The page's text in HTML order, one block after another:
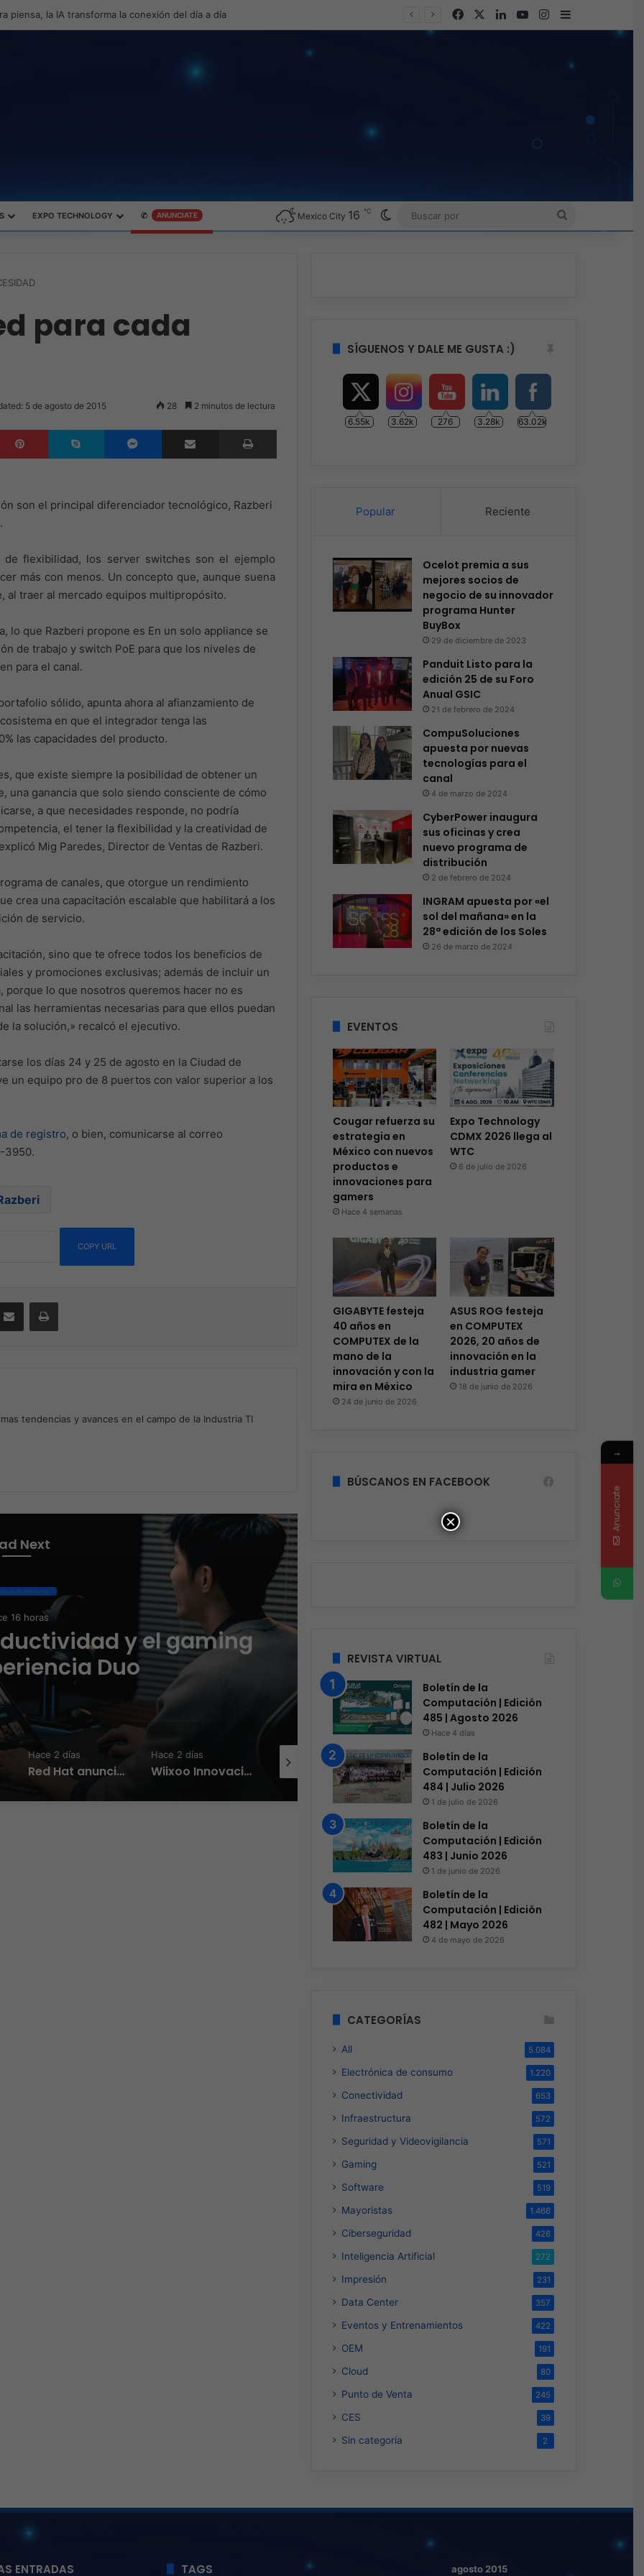
y el gaming con la experiencia Duo FacebookLinkedInYouTubeInstagram
Barra lateral
EXPO TECHNOLOGY ✆ ANUNCIATE Mexico City 16 ℃ Switch skin
BUSCAR
para cada
5 de agosto de 2015 28 2 minutos de lectura
Pinterest Skype Messenger Compartir por correo electrónico Imprimir
son el principal diferenciador tecnológico, Razberi
de flexibilidad, los server switches son el ejemplo
más con menos. Un concepto que, aunque suena
al traer al mercado equipos multipropósito.
lo que Razberi propone es En un solo appliance se
de trabajo y switch PoE para que los niveles de
para el canal.
sólido, apunta ahora al afianzamiento de
en que el integrador tenga las
las capacidades del producto.
que existe siempre la posibilidad de obtener un
una ganancia que solo siendo consciente de cómo
a que necesidades responde, no podría
el tener la flexibilidad y la creatividad de
Mig Paredes, Director de Ventas de Razberi.
de canales, que otorgue un rendimiento
crea una capacitación escalable que habilitará a los
de servicio.
sino que te ofrece todos los beneficios de
y promociones exclusivas; además de incluir un
lo que nosotros queremos hacer no es
las herramientas necesarias para que ellos puedan
la solución,» recalcó el ejecutivo.
los días 24 y 25 de agosto en la Ciudad de
un equipo pro de 8 puertos con valor superior a los
de registro, o bien, comunicarse al correo
3950.
COPY URL
Compartir por correo electrónicoImprimir
tendencias y avances en el campo de la Industria TI
Next
de consumo
16 horas
y el gaming
Duo
que el phishing sigue
Hace 2 días
Red Hat anuncia a Sinuhé Sánchez como nuevo Chief Architect para el norte de LATAM
Hace 2 días
Wiixoo Innovación, escalabilidad y democratización de la tecnología en México
Hace 2 días
Licencias OnLine y Radware la IA que redefine la estrategia de ciberseguridad
Hace 2 días
Genesys Xperience 2026: Ganar en la Era Agéntica Comienza Aquí
SÍGUENOS Y DALE ME GUSTA :)
6.55k 3.62k 276 3.28k 63.02k
Popular Reciente
Ocelot premia a sus
mejores socios de
negocio de su innovador
programa Hunter
BuyBox
29 de diciembre de 2023
Panduit Listo para la
edición 25 de su Foro
Anual GSIC
21 de febrero de 2024
CompuSoluciones
apuesta por nuevas
tecnologías para el
canal
4 de marzo de 2024
CyberPower inaugura
sus oficinas y crea
nuevo programa de
distribución
2 de febrero de 2024
INGRAM apuesta por «el
sol del mañana» en la
28ª edición de los Soles
26 de marzo de 2024
EVENTOS
Cougar refuerza su
estrategia en
México con nuevos
productos e
innovaciones para
gamers
Hace 4 semanas
Expo Technology
CDMX 2026 llega al
WTC
6 de julio de 2026
GIGABYTE festeja
40 años en
COMPUTEX de la
mano de la
innovación y con la
mira en México
24 de junio de 2026
ASUS ROG festeja
en COMPUTEX
2026, 20 años de
innovación en la
industria gamer
18 de junio de 2026
BÚSCANOS EN FACEBOOK
REVISTA VIRTUAL
Boletín de la
Computación | Edición
485 | Agosto 2026
Hace 4 días
Boletín de la
Computación | Edición
484 | Julio 2026
1 de julio de 2026
Boletín de la
Computación | Edición
483 | Junio 2026
1 de junio de 2026
Boletín de la
Computación | Edición
482 | Mayo 2026
4 de mayo de 2026
CATEGORÍAS
All 5.084
Electrónica de consumo 1.220
Conectividad 653
Infraestructura 572
Seguridad y Videovigilancia 571
Gaming 521
Software 519
Mayoristas 1.466
Ciberseguridad 426
Inteligencia Artificial 272
Impresión 231
Data Center 357
Eventos y Entrenamientos 422
OEM 191
Cloud 80
Punto de Venta 245
CES 39
Sin categoría 2
ENTRADAS TAGS agosto 2015
×
→
Anunciate